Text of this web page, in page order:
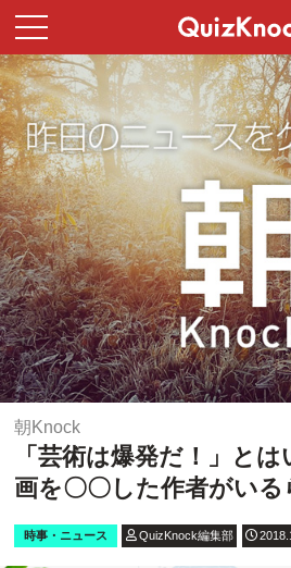
朝Knock
「芸術は爆発だ！」と
画を〇〇した作者がいる
時事・ニュース QuizKnock編集部